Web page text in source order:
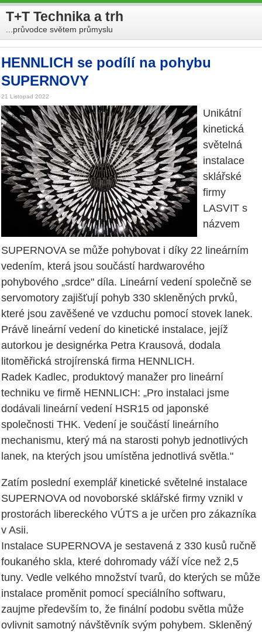
T+T Technika a trh
...průvodce světem průmyslu
HENNLICH se podílí na pohybu
SUPERNOVY
21 Listopad 2022
Unikátní
kinetická
světelná
instalace
sklářské
firmy
LASVIT s
názvem
SUPERNOVA se může pohybovat i díky 22 lineárním
vedením, která jsou součástí hardwarového
pohybového „srdce" díla. Lineární vedení společně se
servomotory zajišťují pohyb 330 skleněných prvků,
které jsou zavěšené ve vzduchu pomocí stovek lanek.
Právě lineární vedení do kinetické instalace, jejíž
autorkou je designérka Petra Krausová, dodala
litoměřická strojírenská firma HENNLICH.
Radek Kadlec, produktový manažer pro lineární
techniku ve firmě HENNLICH: „Pro instalaci jsme
dodávali lineární vedení HSR15 od japonské
společnosti THK. Vedení je součástí lineárního
mechanismu, který má na starosti pohyb jednotlivých
lanek, na kterých jsou umístěna jednotlivá světla."
Zatím poslední exemplář kinetické světelné instalace
SUPERNOVA od novoborské sklářské firmy vznikl v
prostorách libereckého VÚTS a je určen pro zákazníka
v Asii.
Instalace SUPERNOVA je sestavená z 330 kusů ručně
foukaného skla, které dohromady váží více než 2,5
tuny. Vedle velkého množství tvarů, do kterých se může
instalace proměnit pomocí speciálního softwaru,
zaujme především to, že finální podobu světla může
ovlivnit samotný návštěvník svým pohybem. Skleněný